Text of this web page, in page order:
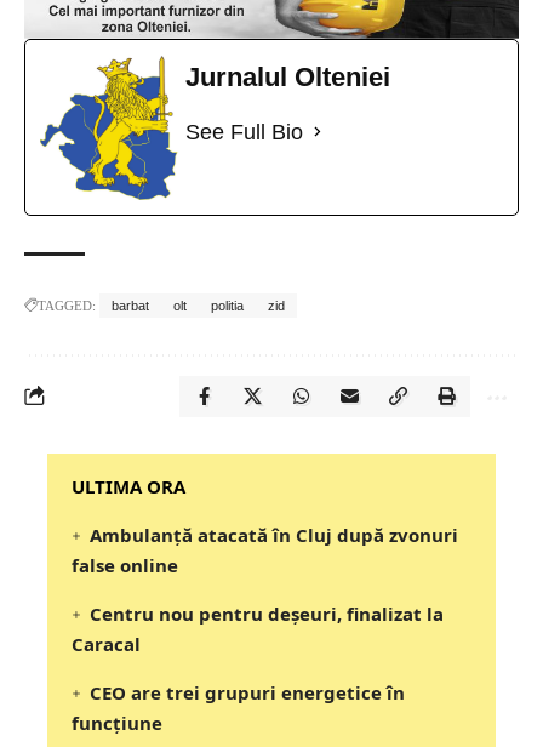
Jurnalul Olteniei
See Full Bio
TAGGED: barbat olt politia zid
‎‎‎‎‎‎‎ULTIMA ORA
Ambulanță atacată în Cluj după zvonuri
false online
Centru nou pentru deșeuri, finalizat la
Caracal
CEO are trei grupuri energetice în
funcțiune